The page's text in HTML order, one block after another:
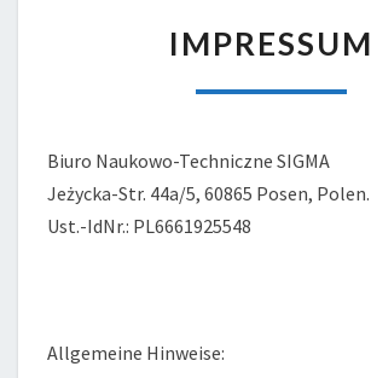
IMPRESSUM
Biuro Naukowo-Techniczne SIGMA
Jeżycka-Str. 44a/5, 60865 Posen, Polen.
Ust.-IdNr.: PL6661925548
Allgemeine Hinweise: